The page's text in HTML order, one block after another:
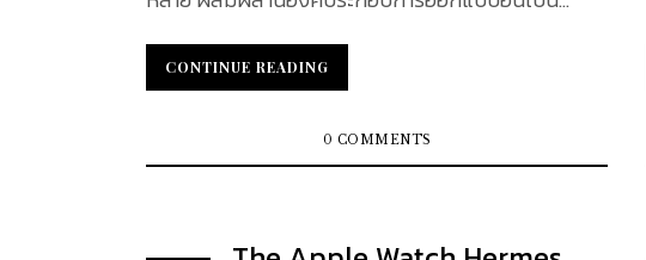
การออกแบบใหม่ เพื่อให้สอดคล้องและเหมาะกับผู้หญิง
ยุคใหม่ แม้ว่าเธอจะยังคงยึดมั่นในรากฐานของ Dior แต่
Dior มีมูลค่าทางตลาดในปี 2023 อยู่ที่ 11,442 ล้าน
การใช้งานจริงของกระเป๋าสตางค์ขนาดกะทัดรัด กระเป๋า
สตางค์ Kelly To Go ผลิตจากวัสดุที่หรูหรา แสดงออก
ในด้านงานฝีมือที่เหนือกว่า KATEXOXO จะพาไปเจาะลึก
กระเป๋าสตางค์ครบเครื่องนี้ไปพร้อมกัน Front Design :
CONTINUE READING
CONTINUE READING
0 COMMENTS